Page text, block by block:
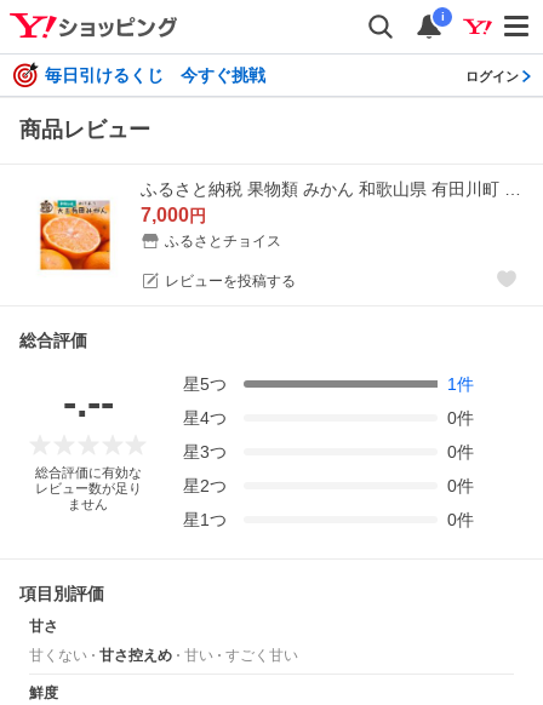
i
毎日引けるくじ 今すぐ挑戦 ログイン
商品レビュー
7,000円
ふるさとチョイス
レビューを投稿する
総合評価
-.--
総合評価に有効な
レビュー数が足り
ません
星5つ 1件
星4つ 0件
星3つ 0件
星2つ 0件
星1つ 0件
項目別評価
甘さ
甘くない
甘さ控えめ 甘い すごく甘い
鮮度